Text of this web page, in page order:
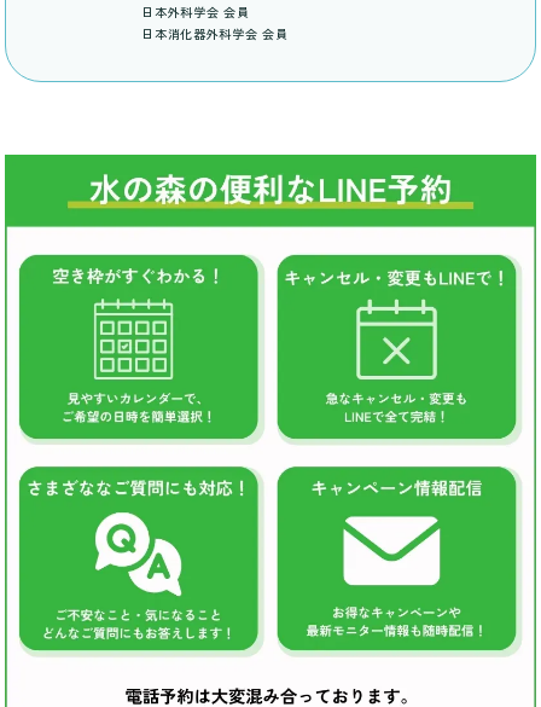
日本外科学会 会員
日本消化器外科学会 会員